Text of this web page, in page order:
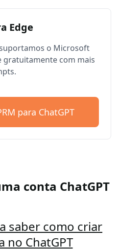
Edge
o Microsoft
gratuitamente com mais
para ChatGPT
conta ChatGPT
saber como criar
no ChatGPT